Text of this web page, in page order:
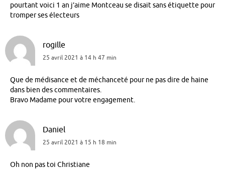
pourtant voici 1 an j’aime Montceau se disait sans étiquette pour
tromper ses électeurs
rogille
25 avril 2021 à 14 h 47 min
Que de médisance et de méchanceté pour ne pas dire de haine
dans bien des commentaires.
Bravo Madame pour votre engagement.
Daniel
25 avril 2021 à 15 h 18 min
Oh non pas toi Christiane